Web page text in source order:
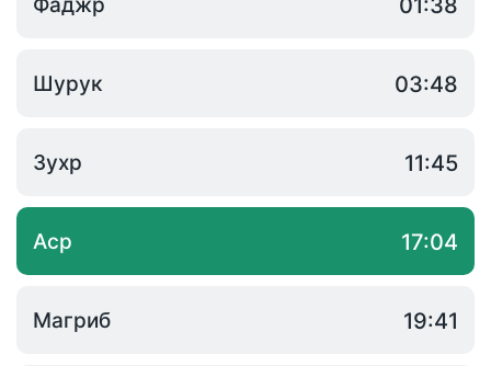
01:38
Шурук 03:48
Зухр 11:45
Аср 17:04
Магриб 19:41